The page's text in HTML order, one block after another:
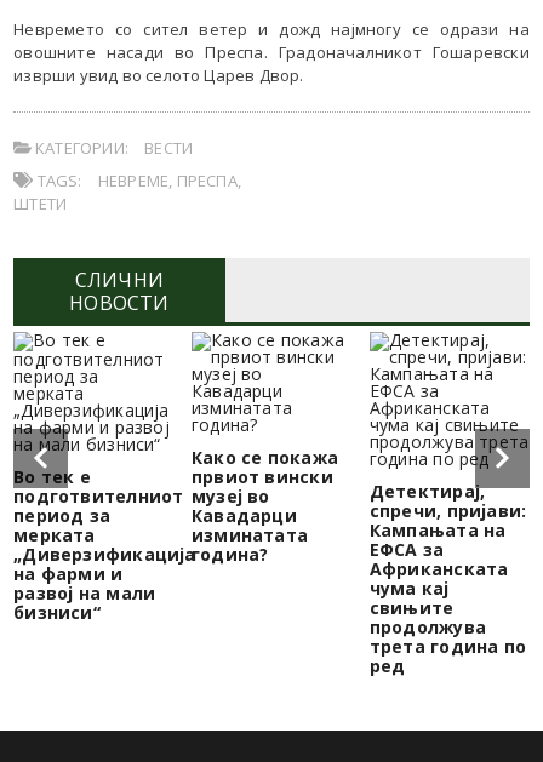
Невремето со сител ветер и дожд најмногу се одрази на
овошните насади во Преспа. Градоначалникот Гошаревски
изврши увид во селото Царев Двор.
КАТЕГОРИИ:
ВЕСТИ
TAGS:
НЕВРЕМЕ, ПРЕСПА,
ШТЕТИ
СЛИЧНИ
НОВОСТИ
Во тек е
подготвителниот
период за
мерката
„Диверзификација
на фарми и
развој на мали
бизниси“
Како се покажа
првиот вински
музеј во
Кавадарци
изминатата
година?
Детектирај,
спречи, пријави:
Кампањата на
ЕФСА за
Африканската
чума кај
свињите
продолжува
трета година по
ред